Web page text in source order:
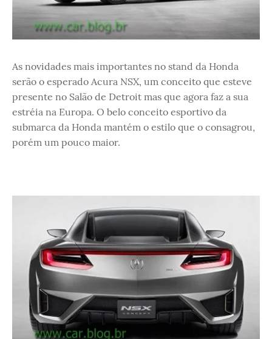
As novidades mais importantes no stand da Honda
serão o esperado Acura NSX, um conceito que esteve
presente no Salão de Detroit mas que agora faz a sua
estréia na Europa. O belo conceito esportivo da
submarca da Honda mantém o estilo que o consagrou,
porém um pouco maior.